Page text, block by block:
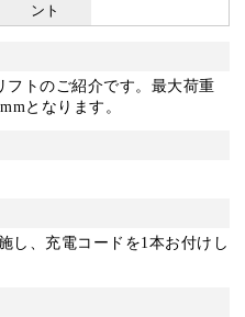
ント
フトのご紹介です。最大荷重
となります。
し、充電コードを1本お付けし